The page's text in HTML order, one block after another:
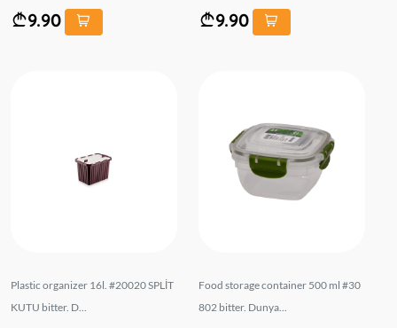
9.90 9.90
Plastic organizer 16l. #20020 SPLİT
KUTU bitter. D...
Food storage container 500 ml #30
802 bitter. Dunya...